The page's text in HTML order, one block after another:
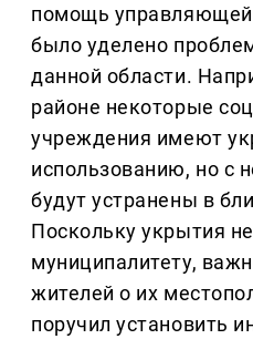
помощь
было уделено
данной области.
районе некоторые
учреждения имеют
использованию, но с
будут устранены в
Поскольку укрытия
муниципалитету,
жителей о их
поручил установить